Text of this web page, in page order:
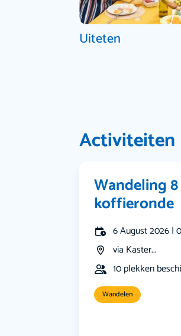
Uiteten
Activiteiten
Wandeling
koffieronde
6 August 2026 |
via Kaster...
10 plekken
Wandelen